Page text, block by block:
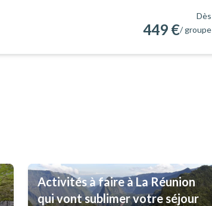
Dès
449 €/ groupe
Activités à faire à La Réunion
qui vont sublimer votre séjour